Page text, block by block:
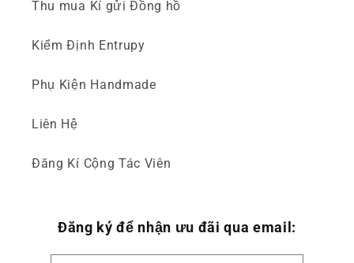
Thu mua Kí gửi Đồng hồ
Kiểm Định Entrupy
Phụ Kiện Handmade
Liên Hệ
Đăng Kí Cộng Tác Viên
Đăng ký để nhận ưu đãi qua email: